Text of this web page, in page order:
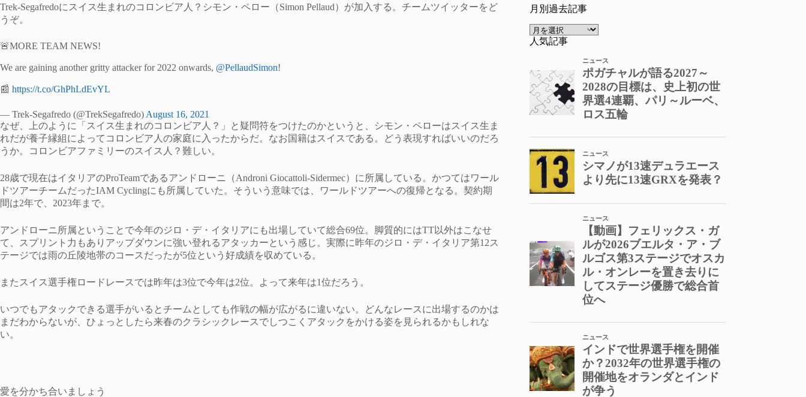
Trek-Segafredoにスイス生まれのコロンビア人？シモン・ペロー（Simon Pellaud）が加入する。チームツイッターをど
うぞ。
🚨MORE TEAM NEWS!
We are gaining another gritty attacker for 2022 onwards, @PellaudSimon!
📰 https://t.co/GhPhLdEvYL
— Trek-Segafredo (@TrekSegafredo) August 16, 2021
なぜ、上のように「スイス生まれのコロンビア人？」と疑問符をつけたのかというと、シモン・ペローはスイス生ま
れだが養子縁組によってコロンビア人の家庭に入ったからだ。なお国籍はスイスである。どう表現すればいいのだろ
うか。コロンビアファミリーのスイス人？難しい。
28歳で現在はイタリアのProTeamであるアンドローニ（Androni Giocattoli-Sidermec）に所属している。かつてはワール
ドツアーチームだったIAM Cyclingにも所属していた。そういう意味では、ワールドツアーへの復帰となる。契約期
間は2年で、2023年まで。
アンドローニ所属ということで今年のジロ・デ・イタリアにも出場していて総合69位。脚質的にはTT以外はこなせ
て、スプリント力もありアップダウンに強い登れるアタッカーという感じ。実際に昨年のジロ・デ・イタリア第12ス
テージでは雨の丘陵地帯のコースだったが5位という好成績を収めている。
またスイス選手権ロードレースでは昨年は3位で今年は2位。よって来年は1位だろう。
いつでもアタックできる選手がいるとチームとしても作戦の幅が広がるに違いない。どんなレースに出場するのかは
まだわからないが、ひょっとしたら来春のクラシックレースでしつこくアタックをかける姿を見られるかもしれな
い。
愛を分かち合いましょう
月別過去記事
ア
ー
ブ
人気記事